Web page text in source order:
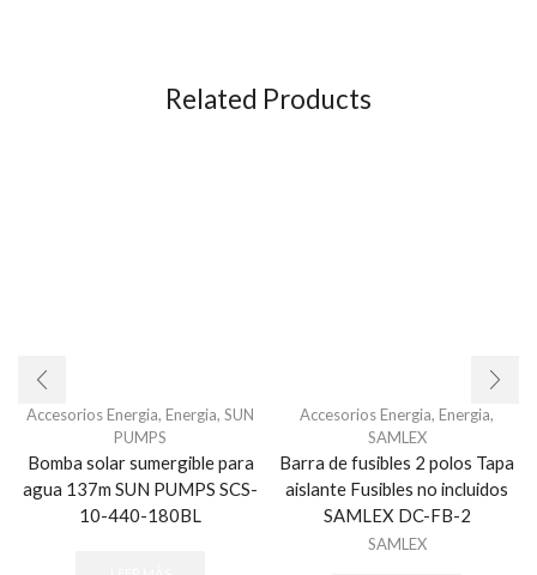
Related Products
Accesorios Energia, Energia, SUN
PUMPS
Bomba solar sumergible para
agua 137m SUN PUMPS SCS-
10-440-180BL
Accesorios Energia, Energia,
SAMLEX
Barra de fusibles 2 polos Tapa
aislante Fusibles no incluidos
SAMLEX DC-FB-2
SAMLEX